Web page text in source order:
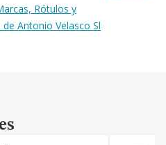
Rótulos y
Antonio Velasco Sl